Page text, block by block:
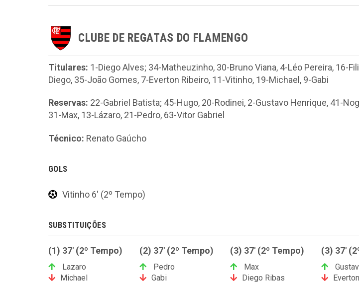
CLUBE DE REGATAS DO FLAMENGO
Titulares: 1-Diego Alves; 34-Matheuzinho, 30-Bruno Viana, 4-Léo Pereira, 16-
Diego, 35-João Gomes, 7-Everton Ribeiro, 11-Vitinho, 19-Michael, 9-Gabi
Reservas: 22-Gabriel Batista; 45-Hugo, 20-Rodinei, 2-Gustavo Henrique, 41-
31-Max, 13-Lázaro, 21-Pedro, 63-Vitor Gabriel
Técnico: Renato Gaúcho
GOLS
Vitinho 6' (2º Tempo)
SUBSTITUIÇÕES
(1) 37' (2º Tempo)
Lazaro
Michael
(2) 37' (2º Tempo)
Pedro
Gabi
(3) 37' (2º Tempo)
Max
Diego Ribas
(3) 37'